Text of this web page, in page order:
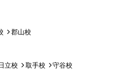
郡山校
立校 取手校
守谷校